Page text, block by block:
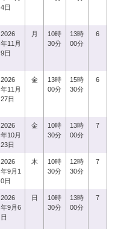
4日
2026
年11月
9日
月
10時
30分
13時
00分
6
2026
年11月
27日
金
13時
00分
15時
30分
6
2026
年10月
23日
金
10時
30分
13時
00分
7
2026
年9月1
0日
木
10時
30分
12時
30分
7
2026
年9月6
日
日
10時
30分
13時
00分
7